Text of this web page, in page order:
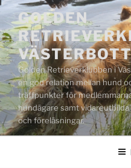
Hoppa
innehåll
GOLDEN
Golden Retrieverklubben i
en god relation mellan hund
träffpunkter för
hundägare samt
och föreläsningar.